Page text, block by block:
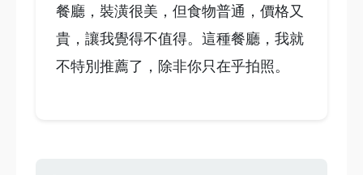
餐廳，裝潢很美，但食物普通，價格又
貴，讓我覺得不值得。這種餐廳，我就
不特別推薦了，除非你只在乎拍照。